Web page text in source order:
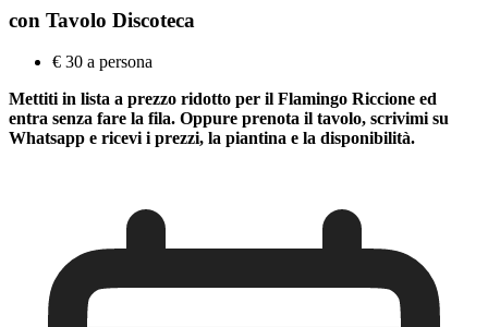
con Tavolo Discoteca
€ 30 a persona
Mettiti in lista a prezzo ridotto per il Flamingo Riccione ed
entra senza fare la fila. Oppure prenota il tavolo, scrivimi su
Whatsapp e ricevi i prezzi, la piantina e la disponibilità.